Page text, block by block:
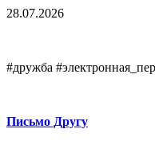
28.07.2026
#дружба
Письмо Другу